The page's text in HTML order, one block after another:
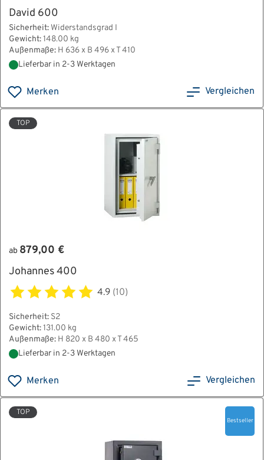
David 600
Sicherheit: Widerstandsgrad I
Gewicht:148.00 kg
Außenmaße: H 636 x B 496 x T 410
Lieferbar in 2-3 Werktagen
Merken Vergleichen
TOP
ab 879,00 €
Johannes 400
4.9 (10)
Sicherheit: S2
Gewicht:131.00 kg
Außenmaße: H 820 x B 480 x T 465
Lieferbar in 2-3 Werktagen
Merken Vergleichen
TOP
Bestseller